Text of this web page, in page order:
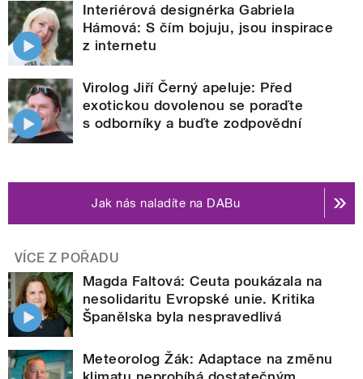
Interiérová designérka Gabriela
Hámová: S čím bojuju, jsou inspirace
z internetu
Virolog Jiří Černý apeluje: Před
exotickou dovolenou se poraďte
s odborníky a buďte zodpovědní
Jak nás naladíte na DABu
VÍCE Z POŘADU
Magda Faltová: Ceuta poukázala na
nesolidaritu Evropské unie. Kritika
Španělska byla nespravedlivá
Meteorolog Žák: Adaptace na změnu